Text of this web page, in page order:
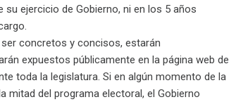
ejercicio de Gobierno, ni en los 5 años
concretos y concisos, estarán
expuestos públicamente en la página web de
toda la legislatura. Si en algún momento de la
mitad del programa electoral, el Gobierno